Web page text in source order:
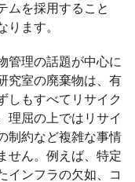
ムを採用すること
ります。
管理の話題が中心に
究室の廃棄物は、有
しもすべてリサイク
理屈の上ではリサイ
制約など複雑な事情
せん。例えば、特定
インフラの欠如、コ